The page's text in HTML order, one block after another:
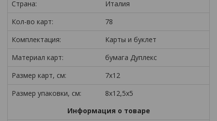
Страна:
Италия
Кол-во карт:
78
Комплектация:
Карты и буклет
Материал карт:
бумага Дуплекс
Размер карт, см:
7x12
Размер упаковки, см:
8x12,5x5
Информация о товаре